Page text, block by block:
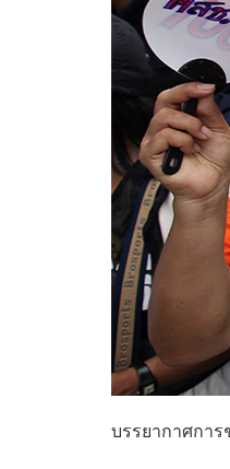
บรรยากาศกา